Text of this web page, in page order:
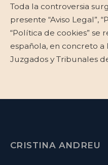
Toda la controversia
presente “Aviso Legal”,
“Política de cookies” se
española, en concreto a
Juzgados y Tribunales
CRISTINA ANDREU